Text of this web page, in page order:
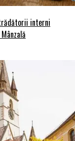
interni